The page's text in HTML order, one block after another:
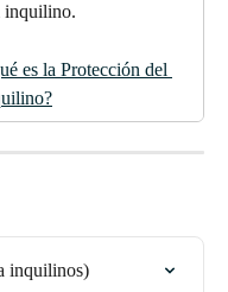
inquilino.
es la Protección del
inquilinos)